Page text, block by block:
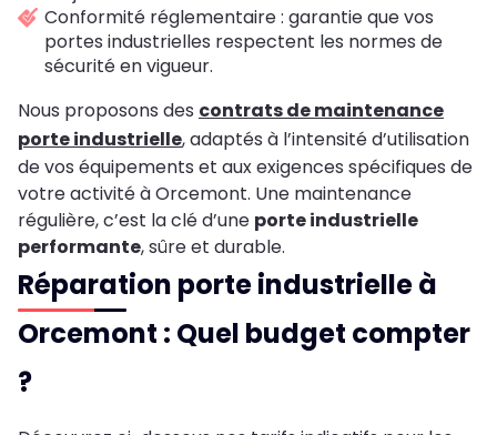
Conformité réglementaire : garantie que vos
portes industrielles respectent les normes de
sécurité en vigueur.
Nous proposons des contrats de maintenance
porte industrielle, adaptés à l’intensité d’utilisation
de vos équipements et aux exigences spécifiques de
votre activité à Orcemont. Une maintenance
régulière, c’est la clé d’une porte industrielle
performante, sûre et durable.
Réparation porte industrielle à
Orcemont : Quel budget compter
?